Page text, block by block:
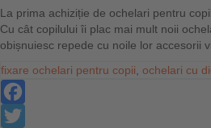
La prima achiziție de ochelari pentru
Cu cât copilului îi plac mai mult noii
obișnuiesc repede cu noile lor accesorii
fixare ochelari pentru copii ochelari cu
Facebook